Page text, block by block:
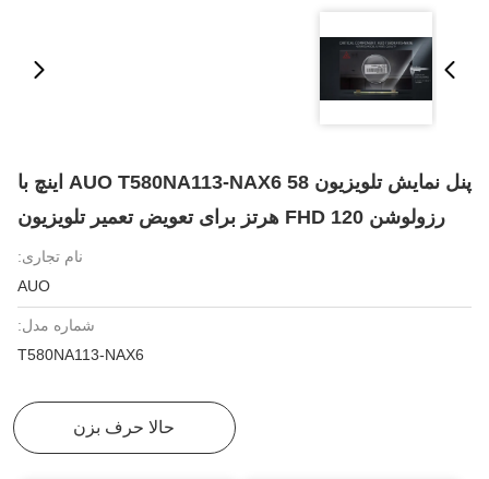
پنل نمایش تلویزیون AUO T580NA113-NAX6 58 اینچ با
رزولوشن FHD 120 هرتز برای تعویض تعمیر تلویزیون
نام تجاری:
AUO
شماره مدل:
T580NA113-NAX6
حالا حرف بزن